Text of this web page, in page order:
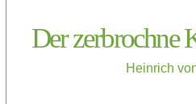
Der zerbrochne
Heinrich